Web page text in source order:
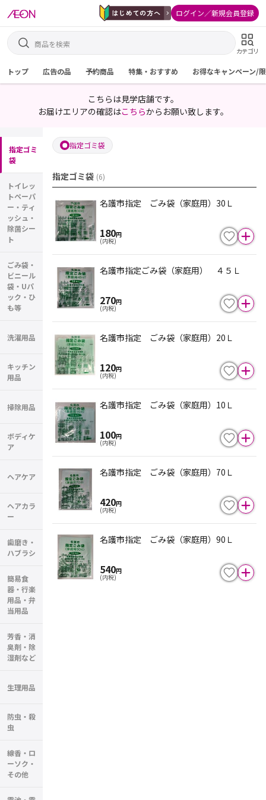
ログイン／新規会員登録
カテゴリ
トップ 広告の品 予約商品 特集・おすすめ お得なキャンペーン/
こちらは見学店舗です。
お届けエリアの確認はこちらからお願い致します。
指定ゴミ
袋
トイレッ
トペーパ
ー・ティ
ッシュ・
除菌シー
ト
ごみ袋・
ビニール
袋・Uパ
ック・ひ
も等
洗濯用品
キッチン
用品
掃除用品
ボディケ
ア
ヘアケア
ヘアカラ
ー
歯磨き・
ハブラシ
簡易食
器・行楽
用品・弁
当用品
芳香・消
臭剤・除
湿剤など
生理用品
防虫・殺
虫
線香・ロ
ーソク・
その他
指定ゴミ袋
指定ゴミ袋 (6)
名護市指定 ごみ袋（家庭用）30Ｌ
180円
(内税)
名護市指定ごみ袋（家庭用） ４５Ｌ
270円
(内税)
名護市指定 ごみ袋（家庭用）20Ｌ
120円
(内税)
名護市指定 ごみ袋（家庭用）10Ｌ
100円
(内税)
名護市指定 ごみ袋（家庭用）70Ｌ
420円
(内税)
名護市指定 ごみ袋（家庭用）90Ｌ
540円
(内税)